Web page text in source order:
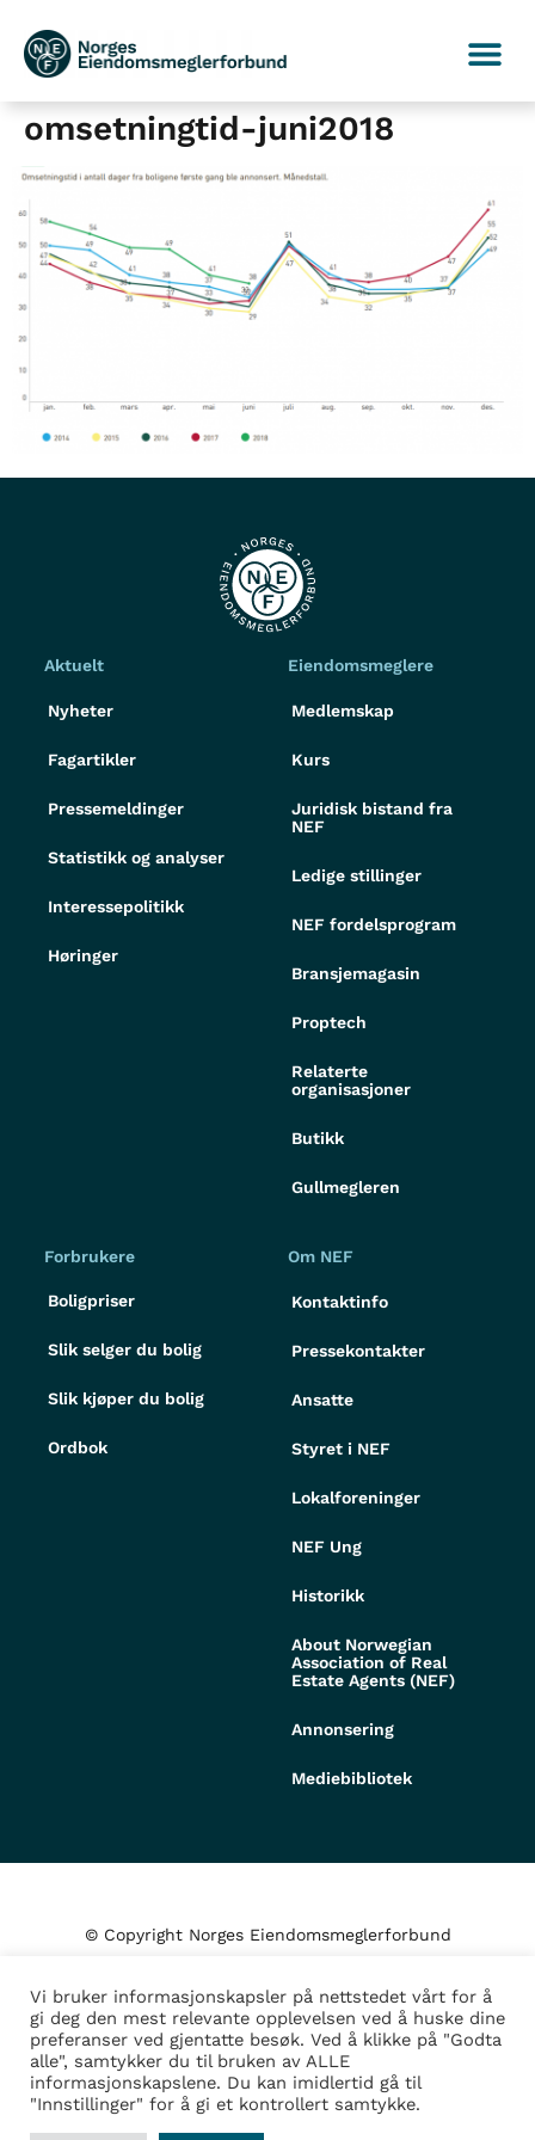
omsetningtid-juni2018
Aktuelt
Nyheter
Fagartikler
Pressemeldinger
Statistikk og analyser
Interessepolitikk
Høringer
Eiendomsmeglere
Medlemskap
Kurs
Juridisk bistand fra
NEF
Ledige stillinger
NEF fordelsprogram
Bransjemagasin
Proptech
Relaterte
organisasjoner
Butikk
Gullmegleren
Forbrukere
Boligpriser
Slik selger du bolig
Slik kjøper du bolig
Ordbok
Om NEF
Kontaktinfo
Pressekontakter
Ansatte
Styret i NEF
Lokalforeninger
NEF Ung
Historikk
About Norwegian
Association of Real
Estate Agents (NEF)
Annonsering
Mediebibliotek
© Copyright Norges Eiendomsmeglerforbund
Personvern og cookies
Administrer samtykke
Design/Utvikling avFortress
Vi bruker informasjonskapsler på nettstedet vårt for å
gi deg den mest relevante opplevelsen ved å huske dine
preferanser ved gjentatte besøk. Ved å klikke på "Godta
alle", samtykker du til bruken av ALLE
informasjonskapslene. Du kan imidlertid gå til
"Innstillinger" for å gi et kontrollert samtykke.